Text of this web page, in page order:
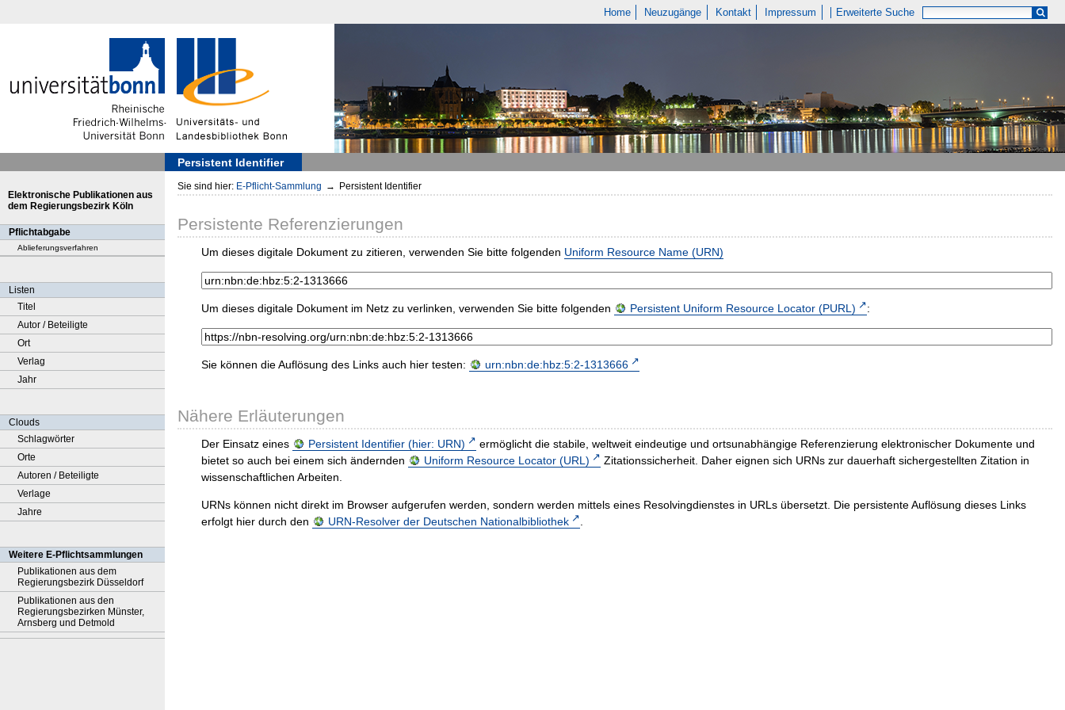
Home Neuzugänge Kontakt Impressum Erweiterte Suche
Persistent Identifier
Elektronische Publikationen aus
dem Regierungsbezirk Köln
Pflichtabgabe
Ablieferungsverfahren
Listen
Titel
Autor / Beteiligte
Ort
Verlag
Jahr
Clouds
Schlagwörter
Orte
Autoren / Beteiligte
Verlage
Jahre
Weitere E-Pflichtsammlungen
Publikationen aus dem
Regierungsbezirk Düsseldorf
Publikationen aus den
Regierungsbezirken Münster,
Arnsberg und Detmold
Sie sind hier: E-Pflicht-Sammlung → Persistent Identifier
Persistente Referenzierungen
Um dieses digitale Dokument zu zitieren, verwenden Sie bitte folgenden Uniform Resource Name (URN)
Um dieses digitale Dokument im Netz zu verlinken, verwenden Sie bitte folgenden Persistent Uniform Resource Locator (PURL) :
Sie können die Auflösung des Links auch hier testen: urn:nbn:de:hbz:5:2-1313666
Nähere Erläuterungen
Der Einsatz eines Persistent Identifier (hier: URN)
ermöglicht die stabile, weltweit eindeutige und ortsunabhängige Referenzierung elektronischer Dokumente und
bietet so auch bei einem sich ändernden
Uniform Resource Locator (URL)
Zitationssicherheit. Daher eignen sich URNs zur dauerhaft sichergestellten Zitation in
wissenschaftlichen Arbeiten.
URNs können nicht direkt im Browser aufgerufen werden, sondern werden mittels eines Resolvingdienstes in URLs übersetzt. Die persistente Auflösung dieses Links
erfolgt hier durch den
URN-Resolver der Deutschen Nationalbibliothek .